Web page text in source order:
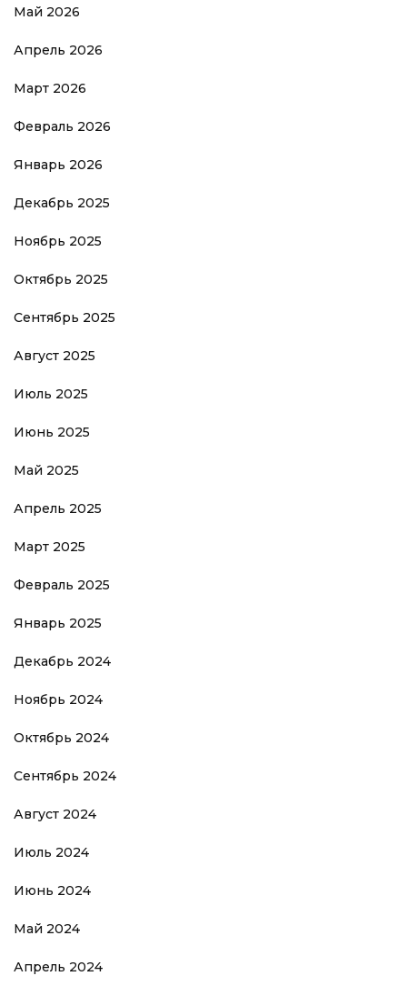
Май 2026
Апрель 2026
Март 2026
Февраль 2026
Январь 2026
Декабрь 2025
Ноябрь 2025
Октябрь 2025
Сентябрь 2025
Август 2025
Июль 2025
Июнь 2025
Май 2025
Апрель 2025
Март 2025
Февраль 2025
Январь 2025
Декабрь 2024
Ноябрь 2024
Октябрь 2024
Сентябрь 2024
Август 2024
Июль 2024
Июнь 2024
Май 2024
Апрель 2024